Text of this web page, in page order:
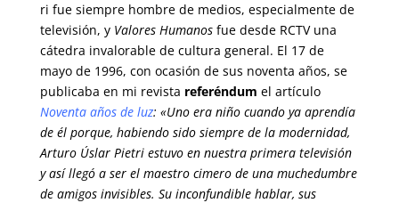
ri fue siempre hombre de medios, especialmente de
televisión, y Valores Humanosfue desde RCTV una
cátedra invalorable de cultura general. El 17 de
mayo de 1996, con ocasión de sus noventa años, se
publicaba en mi revista referéndum el artículo
Noventa años de luz: «Uno era niño cuando ya aprendía
de él porque, habiendo sido siempre de la modernidad,
Arturo Úslar Pietri estuvo en nuestra primera televisión
y así llegó a ser el maestro cimero de una muchedumbre
de amigos invisibles. Su inconfundible hablar, sus